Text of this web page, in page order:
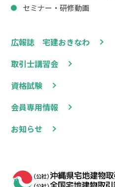
広報誌 宅建おきなわ
取引士講習会
資格試験
会員専用情報
お知らせ
セミナー・研修動画